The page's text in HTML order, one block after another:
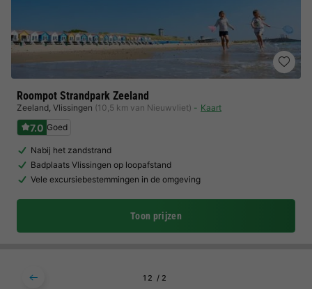
Roompot Strandpark Zeeland
Zeeland, Vlissingen (10,5 km van Nieuwvliet) Kaart
7.0 Goed
Nabij het zandstrand
Badplaats Vlissingen op loopafstand
Vele excursiebestemmingen in de omgeving
Toon prijzen
1 2